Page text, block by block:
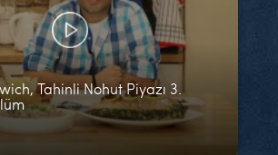
Tahinli Nohut Piyazı 3.